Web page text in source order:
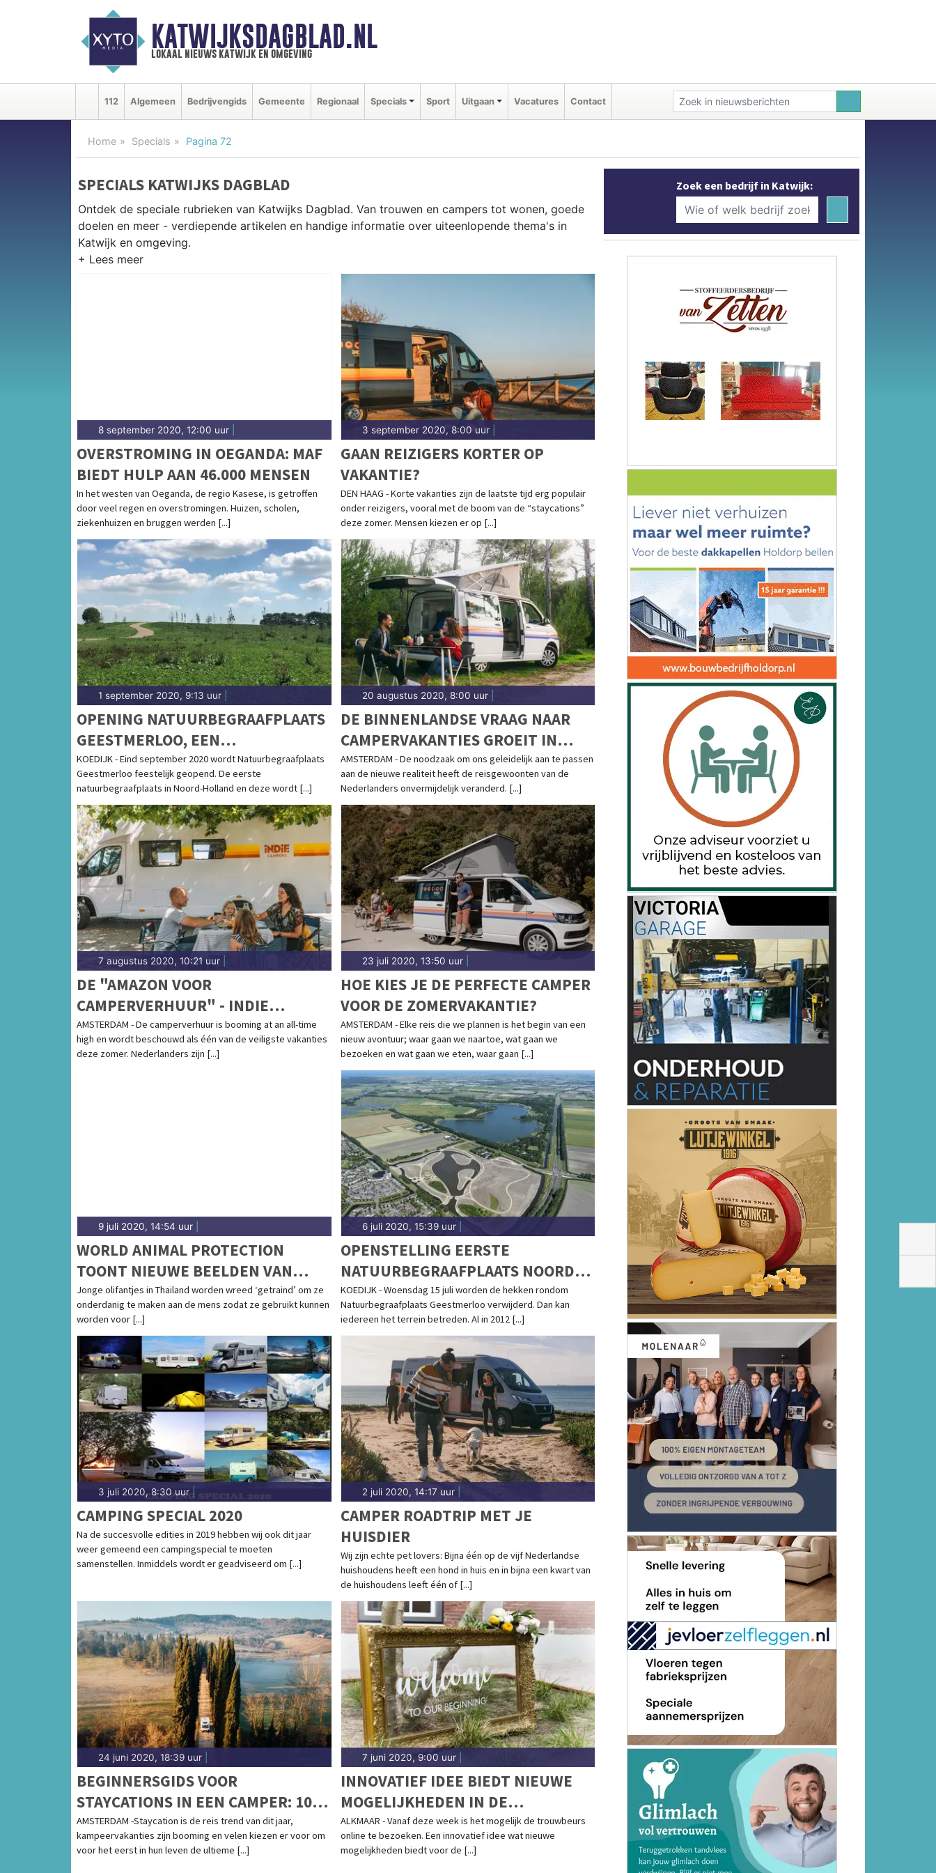
KATWIJKSDAGBLAD.NL
lokaal nieuws katwijk en omgeving
112 Algemeen Bedrijvengids Gemeente Regionaal Specials Sport Uitgaan Vacatures Contact
Home Specials Pagina 72
SPECIALS KATWIJKS DAGBLAD
Ontdek de speciale rubrieken van Katwijks Dagblad. Van trouwen en campers tot wonen, goede
doelen en meer - verdiepende artikelen en handige informatie over uiteenlopende thema's in
Katwijk en omgeving.
8 september 2020, 12:00 uur
OVERSTROMING IN OEGANDA: MAF
BIEDT HULP AAN 46.000 MENSEN
In het westen van Oeganda, de regio Kasese, is getroffen
door veel regen en overstromingen. Huizen, scholen,
ziekenhuizen en bruggen werden [...]
3 september 2020, 8:00 uur|
GAAN REIZIGERS KORTER OP
VAKANTIE?
DEN HAAG - Korte vakanties zijn de laatste tijd erg populair
onder reizigers, vooral met de boom van de “staycations”
deze zomer. Mensen kiezen er op [...]
1 september 2020, 9:13 uur
OPENING NATUURBEGRAAFPLAATS
GEESTMERLOO, EEN
EEUWIGDURENDE RUSTPLAATS IN
DE NATUUR
KOEDIJK - Eind september 2020 wordt Natuurbegraafplaats
Geestmerloo feestelijk geopend. De eerste
natuurbegraafplaats in Noord-Holland en deze wordt [...]
20 augustus 2020, 8:00 uur|
DE BINNENLANDSE VRAAG NAAR
CAMPERVAKANTIES GROEIT IN
JUNI EN JULI 900% IN
VERGELIJKING MET VORIG JAAR
AMSTERDAM - De noodzaak om ons geleidelijk aan te passen
aan de nieuwe realiteit heeft de reisgewoonten van de
Nederlanders onvermijdelijk veranderd. [...]
7 augustus 2020, 10:21 uur
DE "AMAZON VOOR
CAMPERVERHUUR" - INDIE
CAMPERS KONDIGT HUN NIEUWE
CAMPERVERHUUR MARKTPLAATS
AMSTERDAM - De camperverhuur is booming at an all-time
high en wordt beschouwd als één van de veiligste vakanties
deze zomer. Nederlanders zijn [...]
23 juli 2020, 13:50 uur|
HOE KIES JE DE PERFECTE CAMPER
VOOR DE ZOMERVAKANTIE?
AMSTERDAM - Elke reis die we plannen is het begin van een
nieuw avontuur; waar gaan we naartoe, wat gaan we
bezoeken en wat gaan we eten, waar gaan [...]
9 juli 2020, 14:54 uur
WORLD ANIMAL PROTECTION
TOONT NIEUWE BEELDEN VAN
WREDE OLIFANTENTRAINING
Jonge olifantjes in Thailand worden wreed ‘getraind’ om ze
onderdanig te maken aan de mens zodat ze gebruikt kunnen
worden voor [...]
6 juli 2020, 15:39 uur|
OPENSTELLING EERSTE
NATUURBEGRAAFPLAATS NOORD-
HOLLAND
KOEDIJK - Woensdag 15 juli worden de hekken rondom
Natuurbegraafplaats Geestmerloo verwijderd. Dan kan
iedereen het terrein betreden. Al in 2012 [...]
3 juli 2020, 8:30 uur|
CAMPING SPECIAL 2020
Na de succesvolle edities in 2019 hebben wij ook dit jaar
weer gemeend een campingspecial te moeten
samenstellen. Inmiddels wordt er geadviseerd om [...]
2 juli 2020, 14:17 uur|
CAMPER ROADTRIP MET JE
HUISDIER
Wij zijn echte pet lovers: Bijna één op de vijf Nederlandse
huishoudens heeft een hond in huis en in bijna een kwart van
de huishoudens leeft één of [...]
24 juni 2020, 18:39 uur
BEGINNERSGIDS VOOR
STAYCATIONS IN EEN CAMPER: 10
ESSENTIËLE TIPS VOOR DE
ULTIEME NEDERLANDSE ROAD TRIP
AMSTERDAM -Staycation is de reis trend van dit jaar,
kampeervakanties zijn booming en velen kiezen er voor om
voor het eerst in hun leven de ultieme [...]
7 juni 2020, 9:00 uur|
INNOVATIEF IDEE BIEDT NIEUWE
MOGELIJKHEDEN IN DE
TROUWBRANCHE
ALKMAAR - Vanaf deze week is het mogelijk de trouwbeurs
online te bezoeken. Een innovatief idee wat nieuwe
mogelijkheden biedt voor de [...]
Zoek een bedrijf in Katwijk: